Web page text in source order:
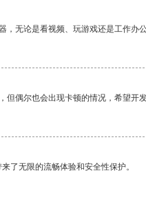
，无论是看视频、玩游戏还是工作办
偶尔也会出现卡顿的情况，希望开
了无限的流畅体验和安全性保护。